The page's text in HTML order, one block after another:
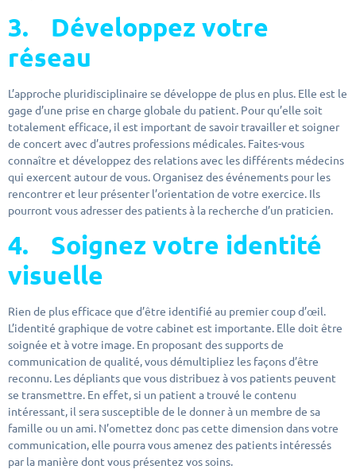
3.
Développez votre
réseau
L’approche pluridisciplinaire se développe de plus en plus. Elle est le
gage d’une prise en charge globale du patient. Pour qu’elle soit
totalement efficace, il est important de savoir travailler et soigner
de concert avec d’autres professions médicales. Faites-vous
connaître et développez des relations avec les différents médecins
qui exercent autour de vous. Organisez des événements pour les
rencontrer et leur présenter l’orientation de votre exercice. Ils
pourront vous adresser des patients à la recherche d’un praticien.
4.
Soignez votre identité
visuelle
Rien de plus efficace que d’être identifié au premier coup d’œil.
L’identité graphique de votre cabinet est importante. Elle doit être
soignée et à votre image. En proposant des supports de
communication de qualité, vous démultipliez les façons d’être
reconnu. Les dépliants que vous distribuez à vos patients peuvent
se transmettre. En effet, si un patient a trouvé le contenu
intéressant, il sera susceptible de le donner à un membre de sa
famille ou un ami. N’omettez donc pas cette dimension dans votre
communication, elle pourra vous amenez des patients intéressés
par la manière dont vous présentez vos soins.